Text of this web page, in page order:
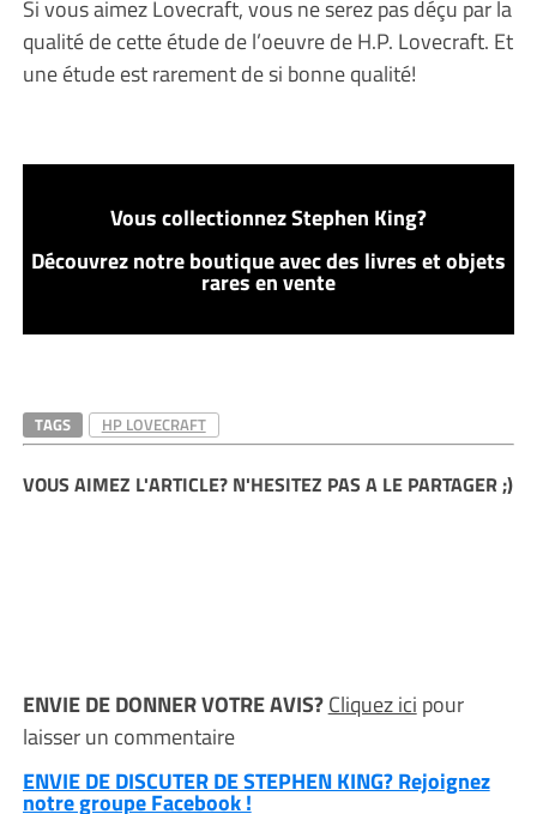
Si vous aimez Lovecraft, vous ne serez pas déçu par la
qualité de cette étude de l’oeuvre de H.P. Lovecraft. Et
une étude est rarement de si bonne qualité!
Vous collectionnez Stephen King?
Découvrez notre boutique avec des livres et objets
rares en vente
TAGS HP LOVECRAFT
VOUS AIMEZ L'ARTICLE? N'HESITEZ PAS A LE PARTAGER ;)
ENVIE DE DONNER VOTRE AVIS?Cliquez ici pour
laisser un commentaire
ENVIE DE DISCUTER DE STEPHEN KING? Rejoignez
notre groupe Facebook !